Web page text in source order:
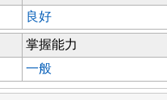
良好
掌握能力
一般